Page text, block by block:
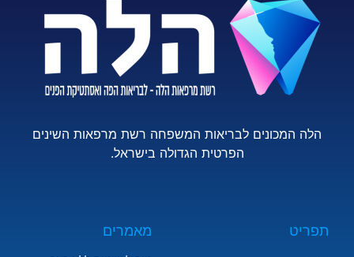
הלה המכונים לבריאות המשפחה רשת מרפאות השינים
הפרטית הגדולה בישראל.
תפריט מאמרים